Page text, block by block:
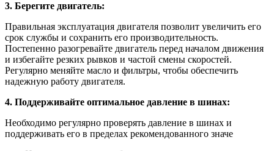
3. Берегите двигатель:
Правильная эксплуатация двигателя позволит увеличить его
срок службы и сохранить его производительность.
Постепенно разогревайте двигатель перед началом движения
и избегайте резких рывков и частой смены скоростей.
Регулярно меняйте масло и фильтры, чтобы обеспечить
надежную работу двигателя.
4. Поддерживайте оптимальное давление в шинах:
Необходимо регулярно проверять давление в шинах и
поддерживать его в пределах рекомендованного значе